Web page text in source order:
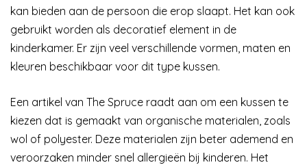
kan bieden aan de persoon die erop slaapt. Het kan ook
gebruikt worden als decoratief element in de
kinderkamer. Er zijn veel verschillende vormen, maten en
kleuren beschikbaar voor dit type kussen.
Een artikel van The Spruce raadt aan om een kussen te
kiezen dat is gemaakt van organische materialen, zoals
wol of polyester. Deze materialen zijn beter ademend en
veroorzaken minder snel allergieën bij kinderen. Het